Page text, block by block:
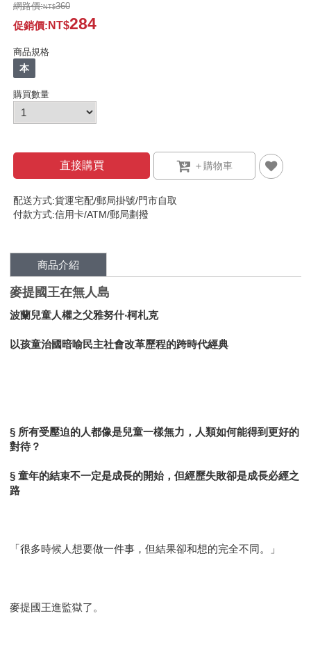
網路價: 360
促銷價: 284
商品規格
本
購買數量
直接購買
配送方式:貨運宅配/郵局掛號/門市自取
付款方式:信用卡/ATM/郵局劃撥
商品介紹
麥提國王在無人島
波蘭兒童人權之父雅努什‧柯札克
以孩童治國暗喻民主社會改革歷程的跨時代經典
§ 所有受壓迫的人都像是兒童一樣無力，人類如何能得到更好的
對待？
§ 童年的結束不一定是成長的開始，但經歷失敗卻是成長必經之
路
「很多時候人想要做一件事，但結果卻和想的完全不同。」
麥提國王進監獄了。